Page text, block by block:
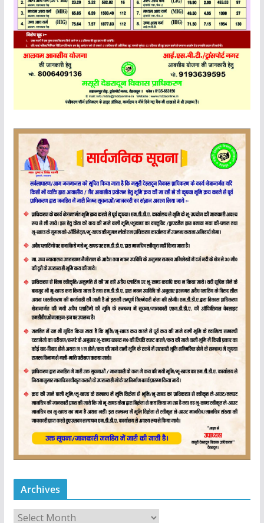
Archives